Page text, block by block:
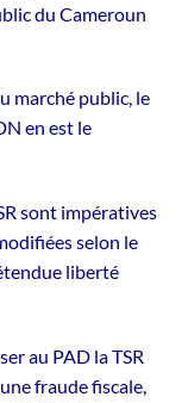
du Cameroun
marché public, le
en est le
sont impératives
selon le
liberté
au PAD la TSR
fraude fiscale,